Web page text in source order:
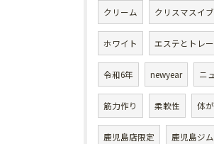
クリーム クリスマスイブ
ホワイト エステとトレ
令和6年 newyear ニ
筋力作り 柔軟性 体
鹿児島店限定 鹿児島ジム